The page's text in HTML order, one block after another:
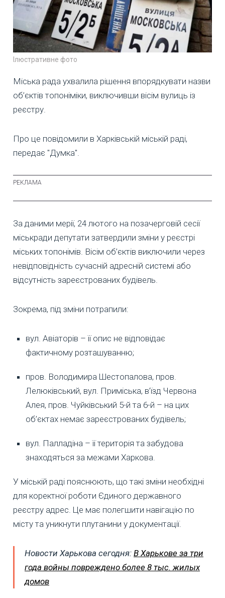
Ілюстративне фото
Міська рада ухвалила рішення впорядкувати назви
об’єктів топоніміки, виключивши вісім вулиць із
реєстру.
Про це повідомили в Харківській міській раді,
передає "Думка".
За даними мерії, 24 лютого на позачерговій сесії
міськради депутати затвердили зміни у реєстрі
міських топонімів. Вісім об’єктів виключили через
невідповідність сучасній адресній системі або
відсутність зареєстрованих будівель.
Зокрема, під зміни потрапили:
вул. Авіаторів – її опис не відповідає
фактичному розташуванню;
пров. Володимира Шестопалова, пров.
Лелюківський, вул. Приміська, в’їзд Червона
Алея, пров. Чуйківський 5-й та 6-й – на цих
об’єктах немає зареєстрованих будівель;
вул. Палладіна – її територія та забудова
знаходяться за межами Харкова.
У міській раді пояснюють, що такі зміни необхідні
для коректної роботи Єдиного державного
реєстру адрес. Це має полегшити навігацію по
місту та уникнути плутанини у документації.
Новости Харькова сегодня: В Харькове за три
года войны повреждено более 8 тыс. жилых
домов